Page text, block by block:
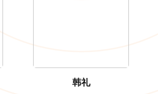
韩礼